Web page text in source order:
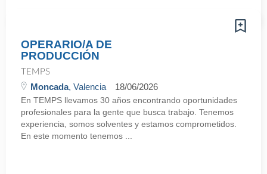
OPERARIO/A DE
PRODUCCIÓN
TEMPS
Moncada, Valencia 18/06/2026
En TEMPS llevamos 30 años encontrando oportunidades
profesionales para la gente que busca trabajo. Tenemos
experiencia, somos solventes y estamos comprometidos.
En este momento tenemos ...